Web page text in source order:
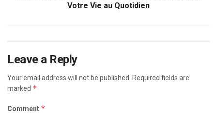
Votre Vie au Quotidien
Leave a Reply
Your email address will not be published. Required fields are
marked *
Comment *